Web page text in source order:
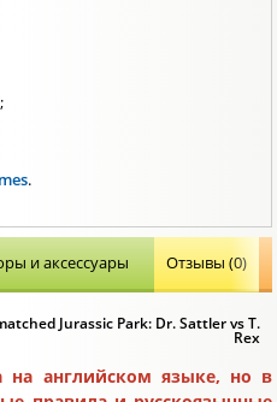
.
и аксессуары Отзывы (0)
Jurassic Park: Dr. Sattler vs T.
Rex
на английском языке, но в